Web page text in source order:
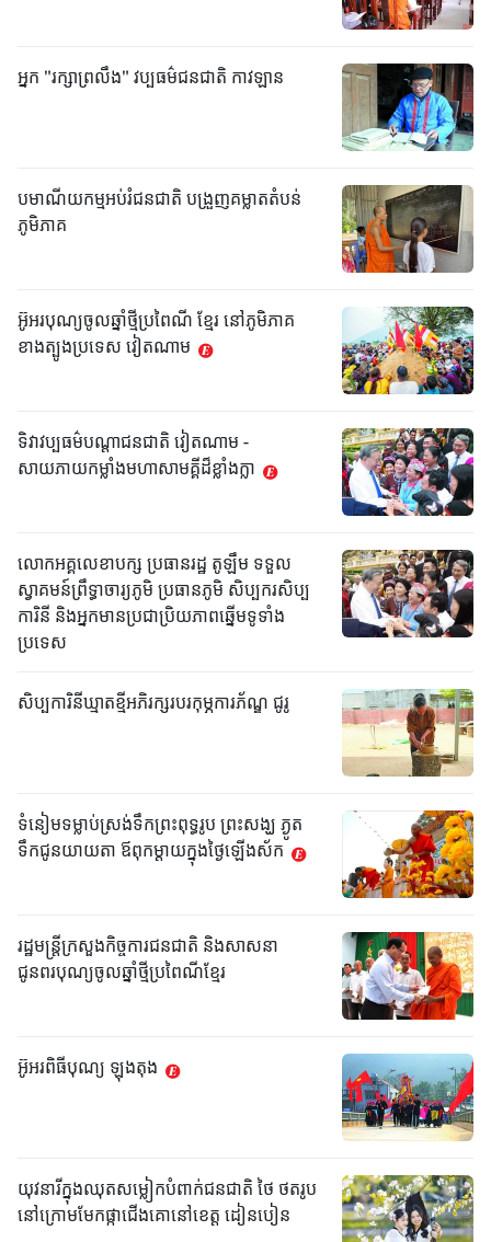
អ្នក "រក្សាព្រលឹង" វប្បធម៌ជនជាតិ កាវឡាន
បមាណីយកម្មអប់រំជនជាតិ បង្រួញគម្លាតតំបន់
ភូមិភាគ
អ៊ូអរបុណ្យចូលឆ្នាំថ្មីប្រពៃណី ខ្មែរ នៅភូមិភាគ
ខាងត្បូងប្រទេស វៀតណាម
ទិវាវប្បធម៌បណ្តាជនជាតិ វៀតណាម -
សាយភាយកម្លាំងមហាសាមគ្គីដ៏ខ្លាំងក្លា
លោកអគ្គលេខាបក្ស ប្រធានរដ្ឋ តូឡឹម ទទួល
ស្វាគមន៍ព្រឹទ្ធាចារ្យភូមិ ប្រធានភូមិ សិប្បករសិប្ប
ការិនី និងអ្នកមានប្រជាប្រិយភាពឆ្នើមទូទាំង
ប្រទេស
សិប្បការិនីឃ្មាតខ្មីអភិរក្សរបរកុម្ភការភ័ណ្ឌ ជូរូ
ទំនៀមទម្លាប់ស្រង់ទឹកព្រះពុទ្ធរូប ព្រះសង្ឃ ភ្ងូត
ទឹកជូនយាយតា ឪពុកម្តាយក្នុងថ្ងៃឡើងស័ក
រដ្ឋមន្ត្រីក្រសួងកិច្ចការជនជាតិ និងសាសនា
ជូនពរបុណ្យចូលឆ្នាំថ្មីប្រពៃណីខ្មែរ
អ៊ូអរពិធីបុណ្យ ឡុងតុង
យុវនារីក្នុងឈុតសម្លៀកបំពាក់ជនជាតិ ថៃ ថតរូប
នៅក្រោមមែកផ្កាជើងគោនៅខេត្ត ដៀនបៀន